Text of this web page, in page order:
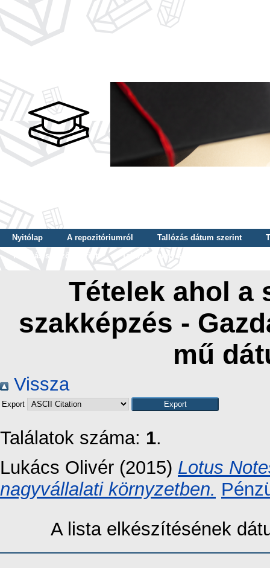
Nyitólap A repozitóriumról Tallózás dátum szerint
Tallózás szerző szerint
Tallózás nyelv szerint
Tételek ahol a
szakképzés -
mű
Vissza
Export
Találatok száma: 1.
Lukács Olivér (2015) Lotus
nagyvállalati környzetben.
A lista elkészítésének